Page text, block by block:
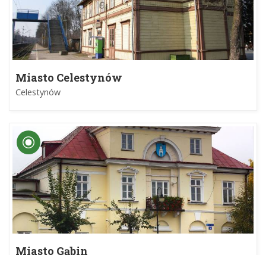
Miasto Celestynów
Celestynów
Miasto Gąbin